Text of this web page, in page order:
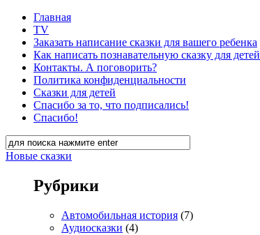
Главная
TV
Заказать написание сказки для вашего ребенка
Как написать познавательную сказку для детей
Контакты. А поговорить?
Политика конфиденциальности
Сказки для детей
Спасибо за то, что подписались!
Спасибо!
Новые сказки
Рубрики
Автомобильная история (7)
Аудиосказки (4)